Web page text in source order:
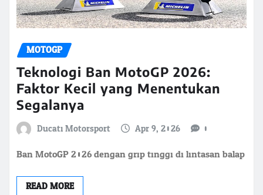
MOTOGP
Teknologi Ban MotoGP 2026:
Faktor Kecil yang Menentukan
Segalanya
Ducati Motorsport Apr 9, 2026 0
Ban MotoGP 2026 dengan grip tinggi di lintasan balap
READ MORE